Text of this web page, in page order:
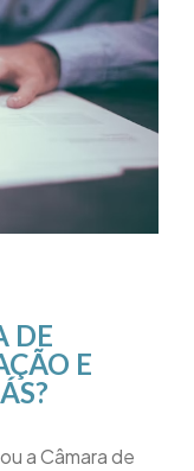
DE
E
a Câmara de